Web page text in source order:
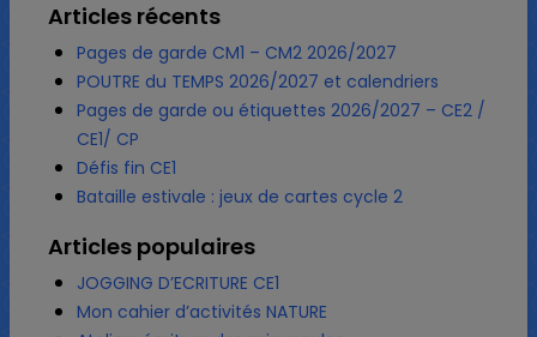
Articles récents
Pages de garde CM1 – CM2 2026/2027
POUTRE du TEMPS 2026/2027 et calendriers
Pages de garde ou étiquettes 2026/2027 – CE2 /
CE1/ CP
Défis fin CE1
Bataille estivale : jeux de cartes cycle 2
Articles populaires
JOGGING D’ECRITURE CE1
Mon cahier d’activités NATURE